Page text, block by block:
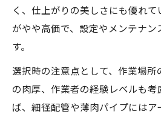
く、仕上がりの美しさにも優れ
がやや高価で、設定やメンテナン
す。
選択時の注意点として、作業場
の肉厚、作業者の経験レベルも考
ば、細径配管や薄肉パイプにはア